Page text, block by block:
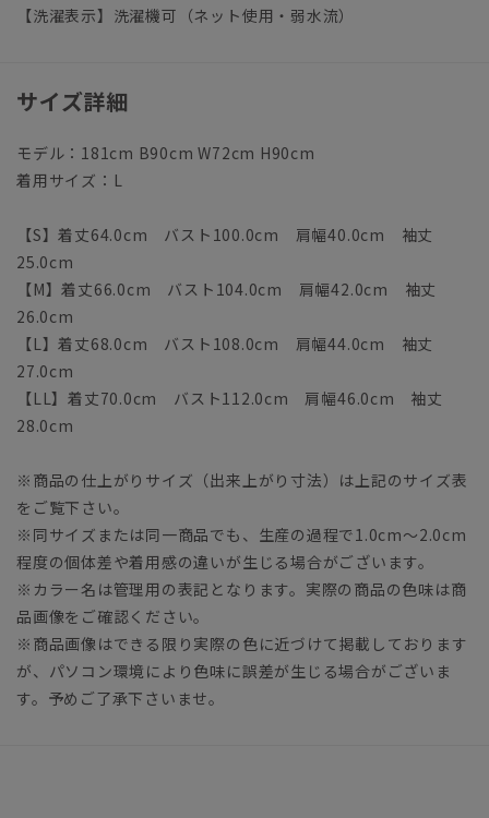
【洗濯表示】洗濯機可（ネット使用・弱水流）
サイズ詳細
モデル：181cm B90cm W72cm H90cm
着用サイズ：L
【S】着丈64.0cm バスト100.0cm 肩幅40.0cm 袖丈
25.0cm
【M】着丈66.0cm バスト104.0cm 肩幅42.0cm 袖丈
26.0cm
【L】着丈68.0cm バスト108.0cm 肩幅44.0cm 袖丈
27.0cm
【LL】着丈70.0cm バスト112.0cm 肩幅46.0cm 袖丈
28.0cm
※商品の仕上がりサイズ（出来上がり寸法）は上記のサイズ表
をご覧下さい。
※同サイズまたは同一商品でも、生産の過程で1.0cm～2.0cm
程度の個体差や着用感の違いが生じる場合がございます。
※カラー名は管理用の表記となります。実際の商品の色味は商
品画像をご確認ください。
※商品画像はできる限り実際の色に近づけて掲載しております
が、パソコン環境により色味に誤差が生じる場合がございま
す。予めご了承下さいませ。